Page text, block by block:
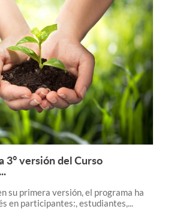
Leer más +
3° versión del Curso
su primera versión, el programa ha
en participantes:, estudiantes,...